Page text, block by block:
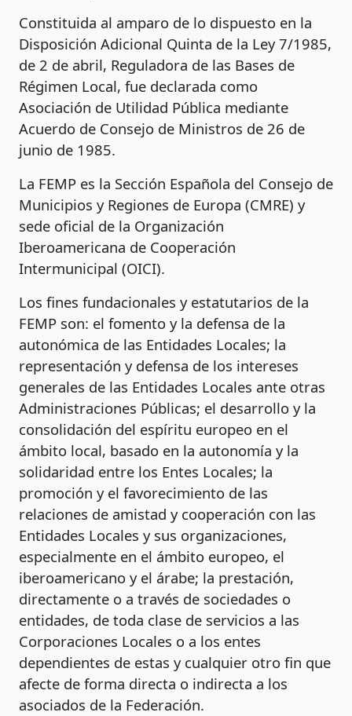
Constituida al amparo de lo dispuesto en la
Disposición Adicional Quinta de la Ley 7/1985,
de 2 de abril, Reguladora de las Bases de
Régimen Local, fue declarada como
Asociación de Utilidad Pública mediante
Acuerdo de Consejo de Ministros de 26 de
junio de 1985.
La FEMP es la Sección Española del Consejo de
Municipios y Regiones de Europa (CMRE) y
sede oficial de la Organización
Iberoamericana de Cooperación
Intermunicipal (OICI).
Los fines fundacionales y estatutarios de la
FEMP son: el fomento y la defensa de la
autonómica de las Entidades Locales; la
representación y defensa de los intereses
generales de las Entidades Locales ante otras
Administraciones Públicas; el desarrollo y la
consolidación del espíritu europeo en el
ámbito local, basado en la autonomía y la
solidaridad entre los Entes Locales; la
promoción y el favorecimiento de las
relaciones de amistad y cooperación con las
Entidades Locales y sus organizaciones,
especialmente en el ámbito europeo, el
iberoamericano y el árabe; la prestación,
directamente o a través de sociedades o
entidades, de toda clase de servicios a las
Corporaciones Locales o a los entes
dependientes de estas y cualquier otro fin que
afecte de forma directa o indirecta a los
asociados de la Federación.